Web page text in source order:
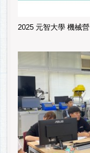
2025 元智大學 機械營